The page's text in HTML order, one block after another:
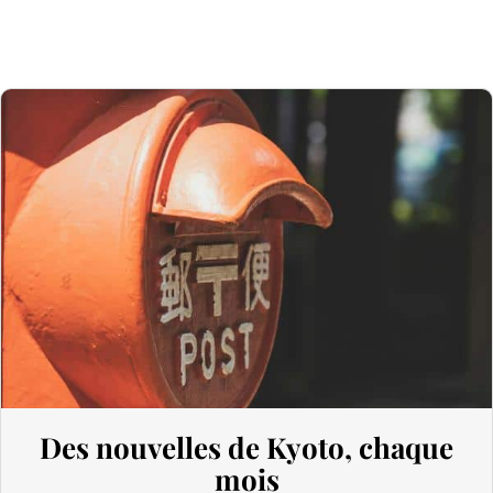
droits de douane(généralement autour de 5 % selon le type de
produit) peuvent être appliqués lors du dédouanement.
Royaume-Uni (UK)
Au Royaume-Uni, la franchise douanière est fixée à 135 GBP
Cependant, grâce à l’accord UK‑Japan CEPA, la plupart des droits
de douane sur nos produits made in Japan sont annulés.
Ainsi, même pour des commandes
supérieures à 135 GBP
produits japonais ne sont pas soumis aux droits de douane. En
revanche, la TVA (généralement de 20 %) et frais de transporteur
Des nouvelles de Kyoto, chaque
mois